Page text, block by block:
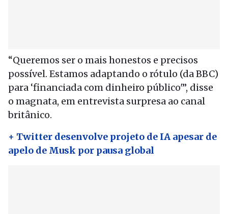
“Queremos ser o mais honestos e precisos
possível. Estamos adaptando o rótulo (da BBC)
para ‘financiada com dinheiro público'”, disse
o magnata, em entrevista surpresa ao canal
britânico.
+ Twitter desenvolve projeto de IA apesar de
apelo de Musk por pausa global